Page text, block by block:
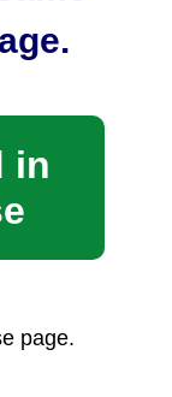
in
page.
摩マッサージ